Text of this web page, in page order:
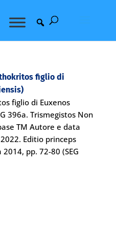
figlio di
figlio di Euxenos
396a. Trismegistos Non
TM Autore e data
Editio princeps
pp. 72-80 (SEG